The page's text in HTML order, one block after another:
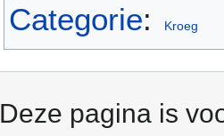
Categorie: Kroeg
Deze pagina is